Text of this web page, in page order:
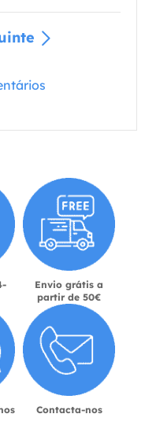
Envio grátis a
partir de 50€
Contacta-nos